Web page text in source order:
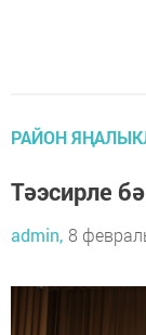
РАЙОН
Тәэсирле
admin, 8